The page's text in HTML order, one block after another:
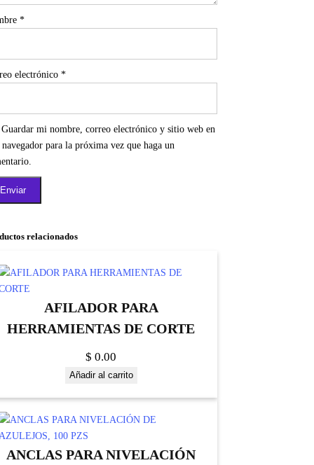
*
electrónico *
Guardar mi nombre, correo electrónico y sitio web en
navegador para la próxima vez que haga un
relacionados
AFILADOR PARA
HERRAMIENTAS DE CORTE
$ 0.00
Añadir al carrito
ANCLAS PARA NIVELACIÓN